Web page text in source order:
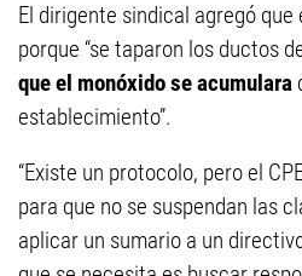
El dirigente sindical agregó
porque “se taparon los ductos
que el monóxido se acumulara
establecimiento”.
“Existe un protocolo, pero el
para que no se suspendan las
aplicar un sumario a un